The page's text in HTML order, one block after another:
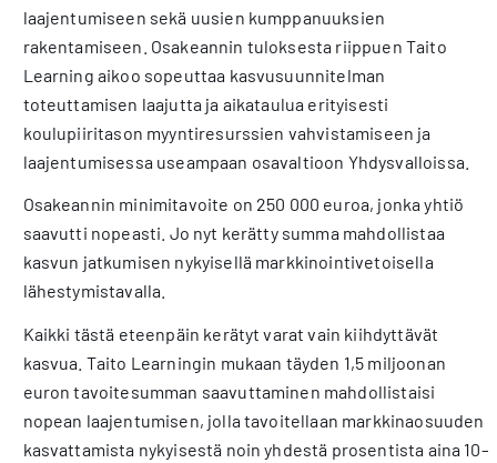
laajentumiseen sekä uusien kumppanuuksien
rakentamiseen. Osakeannin tuloksesta riippuen Taito
Learning aikoo sopeuttaa kasvusuunnitelman
toteuttamisen laajutta ja aikataulua erityisesti
koulupiiritason myyntiresurssien vahvistamiseen ja
laajentumisessa useampaan osavaltioon Yhdysvalloissa.
Osakeannin minimitavoite on 250 000 euroa, jonka yhtiö
saavutti nopeasti. Jo nyt kerätty summa mahdollistaa
kasvun jatkumisen nykyisellä markkinointivetoisella
lähestymistavalla.
Kaikki tästä eteenpäin kerätyt varat vain kiihdyttävät
kasvua. Taito Learningin mukaan täyden 1,5 miljoonan
euron tavoitesumman saavuttaminen mahdollistaisi
nopean laajentumisen, jolla tavoitellaan markkinaosuuden
kasvattamista nykyisestä noin yhdestä prosentista aina 10–